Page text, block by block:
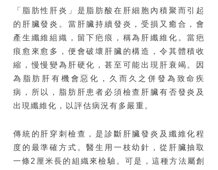
「脂肪性肝炎」是脂肪酸在肝細胞內積聚而引起
的肝臟發炎。當肝臟持續發炎，受損又癒合，會
產生纖維組織，留下疤痕，稱為肝纖維化。當疤
痕愈來愈多，便會破壞肝臟的構造，令其體積收
縮，慢慢變為肝硬化，甚至可能出現肝衰竭。因
為脂肪肝有機會惡化，久而久之併發為致命疾
病，所以，脂肪肝患者必須檢查肝臟有否發炎及
出現纖維化，以評估病況有多嚴重。
傳統的肝穿刺檢查，是診斷肝臟發炎及纖維化程
度的最準確方式。醫生用一枝幼針，從肝臟抽取
一條2厘米長的組織來檢驗。可是，這種方法屬創